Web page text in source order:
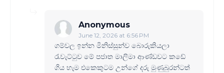
Anonymous
June 12, 2026 at 6:56 PM
ගම්වල ඉන්න මිනිස්සුන්ව බොරුකියලා
රැවැට්ටුව මේ පජාත මාලිමා ආණ්ඩවට කඩේ
ගිය හැම එකෙකුටම උන්ගේ දරු මුණුබුරන්ටත්